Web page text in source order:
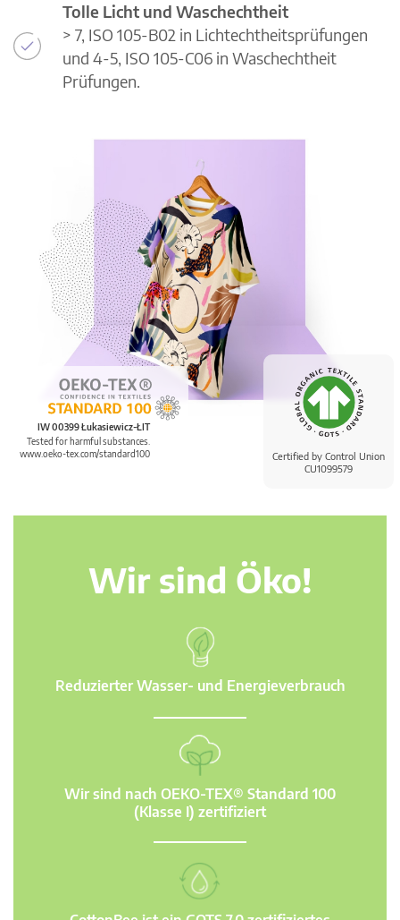
Certified by Control Union
CU1099579
IW 00399 Łukasiewicz-ŁIT
Tested for harmful substances.
www.oeko-tex.com/standard100
Tolle Licht und Waschechtheit
> 7, ISO 105-B02 in Lichtechtheitsprüfungen
und 4-5, ISO 105-C06 in Waschechtheit
Prüfungen.
Wir sind Öko!
Reduzierter Wasser- und Energieverbrauch
Wir sind nach OEKO-TEX® Standard 100
(Klasse I) zertifiziert